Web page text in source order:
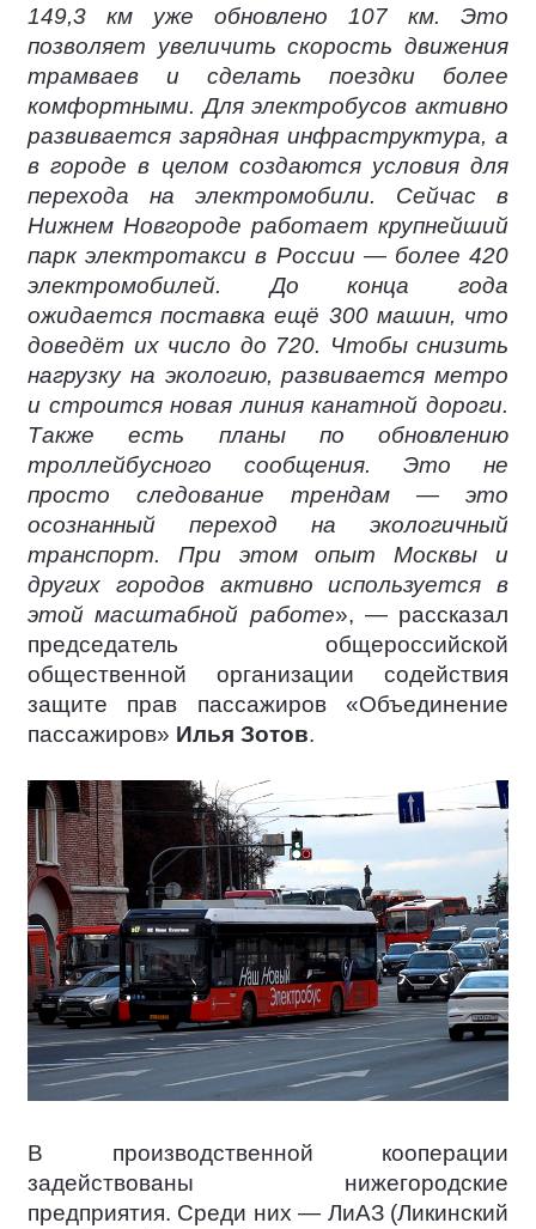
149,3 км уже обновлено 107 км. Это
позволяет увеличить скорость движения
трамваев и сделать поездки более
комфортными. Для электробусов активно
развивается зарядная инфраструктура, а
в городе в целом создаются условия для
перехода на электромобили. Сейчас в
Нижнем Новгороде работает крупнейший
парк электротакси в России — более 420
электромобилей. До конца года
ожидается поставка ещё 300 машин, что
доведёт их число до 720. Чтобы снизить
нагрузку на экологию, развивается метро
и строится новая линия канатной дороги.
Также есть планы по обновлению
троллейбусного сообщения. Это не
просто следование трендам — это
осознанный переход на экологичный
транспорт. При этом опыт Москвы и
других городов активно используется в
этой масштабной работе», — рассказал
председатель общероссийской
общественной организации содействия
защите прав пассажиров «Объединение
пассажиров» Илья Зотов.
В производственной кооперации
задействованы нижегородские
предприятия. Среди них — ЛиАЗ (Ликинский